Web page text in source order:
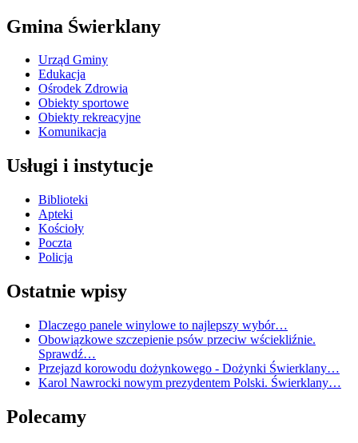
Gmina Świerklany
Urząd Gminy
Edukacja
Ośrodek Zdrowia
Obiekty sportowe
Obiekty rekreacyjne
Komunikacja
Usługi i instytucje
Biblioteki
Apteki
Kościoły
Poczta
Policja
Ostatnie wpisy
Dlaczego panele winylowe to najlepszy wybór…
Obowiązkowe szczepienie psów przeciw wściekliźnie.
Sprawdź…
Przejazd korowodu dożynkowego - Dożynki Świerklany…
Karol Nawrocki nowym prezydentem Polski. Świerklany…
Polecamy